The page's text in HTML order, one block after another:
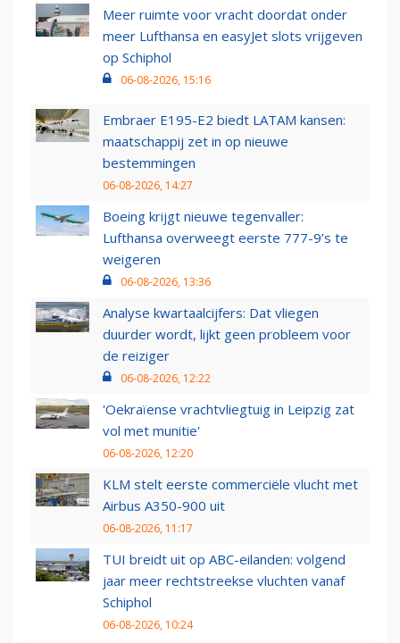
Meer ruimte voor vracht doordat onder
meer Lufthansa en easyJet slots vrijgeven
op Schiphol
06-08-2026, 15:16
Embraer E195-E2 biedt LATAM kansen:
maatschappij zet in op nieuwe
bestemmingen
06-08-2026, 14:27
Boeing krijgt nieuwe tegenvaller:
Lufthansa overweegt eerste 777-9’s te
weigeren
06-08-2026, 13:36
Analyse kwartaalcijfers: Dat vliegen
duurder wordt, lijkt geen probleem voor
de reiziger
06-08-2026, 12:22
'Oekraïense vrachtvliegtuig in Leipzig zat
vol met munitie'
06-08-2026, 12:20
KLM stelt eerste commerciële vlucht met
Airbus A350-900 uit
06-08-2026, 11:17
TUI breidt uit op ABC-eilanden: volgend
jaar meer rechtstreekse vluchten vanaf
Schiphol
06-08-2026, 10:24